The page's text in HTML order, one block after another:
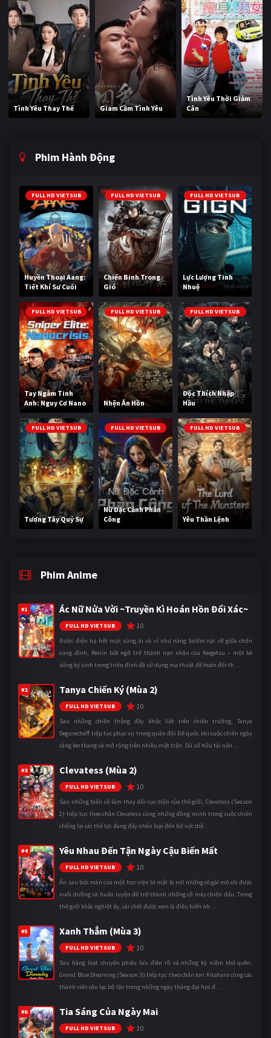
Tình Yêu Thay Thế Giam Cầm Tình Yêu
Tình Yêu Thời Giảm
Cân
Phim Hành Động
FULL HD VIETSUB
Huyền Thoại Aang:
Tiết Khí Sư Cuối
Cùng
FULL HD VIETSUB
Chiến Binh Trong
Gió
FULL HD VIETSUB
Lực Lượng Tinh
Nhuệ
FULL HD VIETSUB
Tay Ngắm Tinh
Anh: Nguy Cơ Nano
FULL HD VIETSUB
Nhện Ăn Hồn
FULL HD VIETSUB
Độc Thích Nhập
Hầu
FULL HD VIETSUB
Tương Tây Quỷ Sự
FULL HD VIETSUB
Nữ Đặc Cảnh Phản
Công
FULL HD VIETSUB
Yêu Thần Lệnh
Phim Anime
#1 Ác Nữ Nửa Vời ~Truyền Kì Hoán Hồn Đổi Xác~
FULL HD VIETSUB 10
Được điện hạ hết mực sủng ái và ví như nàng bướm rực rỡ giữa chốn
cung đình, Reirin bất ngờ trở thành nạn nhân của Keigetsu – một kẻ
sống ký sinh trong triều đình đã sử dụng ma thuật để hoán đổi th ...
#2 Tanya Chiến Ký (Mùa 2)
FULL HD VIETSUB 10
Sau những chiến thắng đầy khốc liệt trên chiến trường, Tanya
Degurechaff tiếp tục phục vụ trong quân đội Đế quốc khi cuộc chiến ngày
càng leo thang và mở rộng trên nhiều mặt trận. Dù sở hữu tài năn ...
#3 Clevatess (Mùa 2)
FULL HD VIETSUB 10
Sau những biến cố làm thay đổi cục diện của thế giới, Clevatess (Season
2) tiếp tục theo chân Clevatess cùng những đồng minh trong cuộc chiến
chống lại các thế lực đang đẩy nhân loại đến bờ vực diệ ...
#4 Yêu Nhau Đến Tận Ngày Cậu Biến Mất
FULL HD VIETSUB 10
Ẩn sau bức màn của một học viện bí mật là nơi những cô gái mồ côi được
nuôi dưỡng và huấn luyện để trở thành những cỗ máy chiến đấu. Trong
thế giới khắc nghiệt ấy, cái chết được xem là điều hiển nh ...
#5 Xanh Thẳm (Mùa 3)
FULL HD VIETSUB 10
Sau hàng loạt chuyến phiêu lưu điên rồ và những kỷ niệm khó quên,
Grand Blue Dreaming (Season 3) tiếp tục theo chân Iori Kitahara cùng các
thành viên câu lạc bộ lặn trong những ngày tháng đại học đ ...
#6 Tia Sáng Của Ngày Mai
FULL HD VIETSUB 10